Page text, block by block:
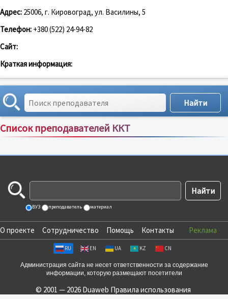
Адрес: 25006, г. Кировоград, ул. Василины, 5
Телефон: +380 (522) 24-94-82
Сайт:
Краткая информация:
Список преподавателей ККТ
Сортировка по:имени;рейтингу;отзывам
ВУЗ преподаватель материал
О проекте Сотрудничество Помощь Контакты Реклама
RU EN UA KZ CN
Администрация сайта не несет ответственности за содержание
информации, которую размещают посетители
© 2001 — 2026 Duaweb Правила использования